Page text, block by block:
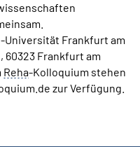
Frankfurt am
60323 Frankfurt am
Reha-Kolloquium stehen
zur Verfügung.